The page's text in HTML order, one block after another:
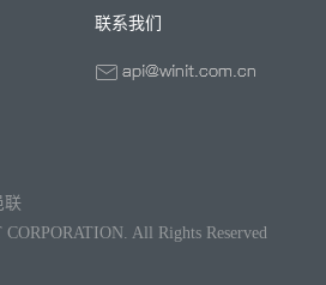
联系我们
联
All Rights Reserved